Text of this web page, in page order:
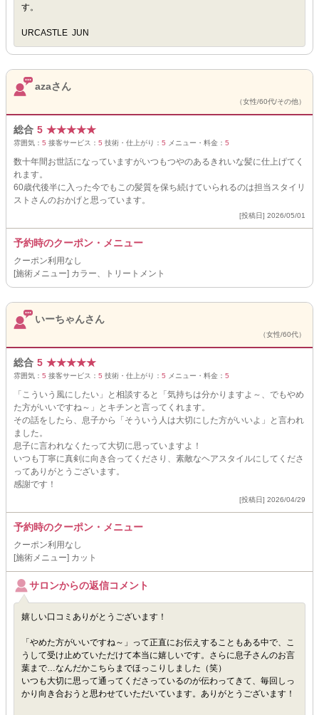
す。
URCASTLE JUN
azaさん
（女性/60代/その他）
総合 5 ★★★★★
雰囲気： 5 接客サービス： 5 技術・仕上がり： 5 メニュー・料金： 5
数十年間お世話になっていますがいつもつやのあるきれいな髪に仕上げてく
れます。
60歳代後半に入った今でもこの髪質を保ち続けていられるのは担当スタイリ
ストさんのおかげと思っています。
[投稿日] 2026/05/01
予約時のクーポン・メニュー
クーポン利用なし
[施術メニュー] カラー、トリートメント
いーちゃんさん
（女性/60代）
総合 5 ★★★★★
雰囲気： 5 接客サービス： 5 技術・仕上がり： 5 メニュー・料金： 5
「こういう風にしたい」と相談すると「気持ちは分かりますよ～、でもやめ
た方がいいですね～」とキチンと言ってくれます。
その話をしたら、息子から「そういう人は大切にした方がいいよ」と言われ
ました。
息子に言われなくたって大切に思っていますよ！
いつも丁寧に真剣に向き合ってくださり、素敵なヘアスタイルにしてくださ
ってありがとうございます。
感謝です！
[投稿日] 2026/04/29
予約時のクーポン・メニュー
クーポン利用なし
[施術メニュー] カット
サロンからの返信コメント
嬉しい口コミありがとうございます！
「やめた方がいいですね～」って正直にお伝えすることもある中で、こ
うして受け止めていただけて本当に嬉しいです。さらに息子さんのお言
葉まで…なんだかこちらまでほっこりしました（笑）
いつも大切に思って通ってくださっているのが伝わってきて、毎回しっ
かり向き合おうと思わせていただいています。ありがとうございます！